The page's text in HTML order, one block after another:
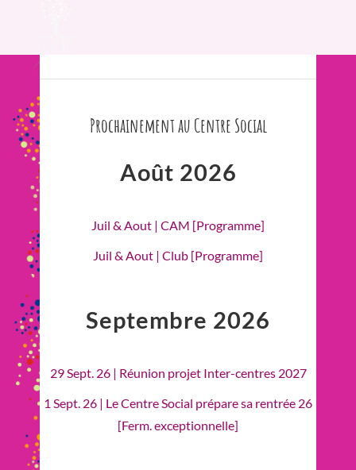
Prochainement au Centre Social
Août 2026
Juil & Aout | CAM [Programme]
Juil & Aout | Club [Programme]
Septembre 2026
29 Sept. 26 | Réunion projet Inter-centres 2027
1 Sept. 26 | Le Centre Social prépare sa rentrée 26
[Ferm. exceptionnelle]